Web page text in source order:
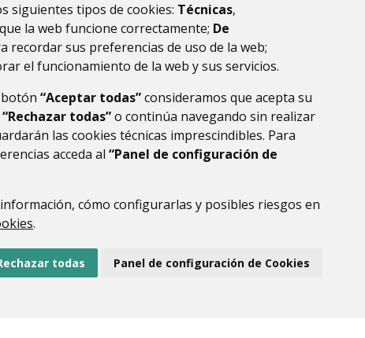
siguientes tipos de cookies: Técnicas,
la web funcione correctamente; De
recordar sus preferencias de uso de la web;
el funcionamiento de la web y sus servicios.
“Aceptar todas”consideramos que acepta su
“Rechazar todas”o continúa navegando sin realizar
las cookies técnicas imprescindibles. Para
acceda al “Panel de configuración de
cómo configurarlas y posibles riesgos en
.
todas Panel de configuración de Cookies
DE DATOS ACCESIBILIDAD POLÍTICA DE COOKIES